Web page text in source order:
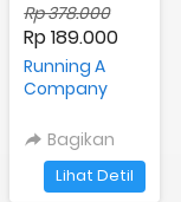
Rp 378.000
Rp 189.000
Running A
Company
Indonesian
Laws
Bagikan
`
Lihat Detil